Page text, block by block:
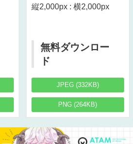
縦2,000px : 横2,000px
無料ダウンロー
ド
JPEG (332KB)
PNG (264KB)